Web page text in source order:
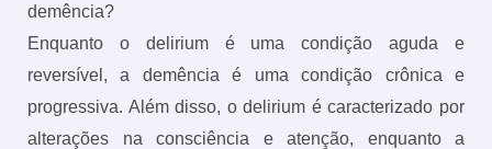
demência?
Enquanto o delirium é uma condição aguda e
reversível, a demência é uma condição crônica e
progressiva. Além disso, o delirium é caracterizado por
alterações na consciência e atenção, enquanto a